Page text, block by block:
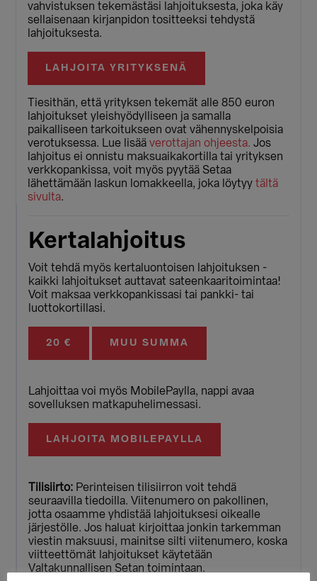
vahvistuksen tekemästäsi lahjoituksesta, joka käy
sellaisenaan kirjanpidon tositteeksi tehdystä
lahjoituksesta.
LAHJOITA YRITYKSENÄ
Tiesithän, että yrityksen tekemät alle 850 euron
lahjoitukset yleishyödylliseen ja samalla
paikalliseen tarkoitukseen ovat vähennyskelpoisia
verotuksessa. Lue lisääverottajan ohjeesta. Jos
lahjoitus ei onnistu maksuaikakortilla tai yrityksen
verkkopankissa, voit myös pyytää Setaa
lähettämään laskun lomakkeella, joka löytyytältä
sivulta.
Kertalahjoitus
Voit tehdä myös kertaluontoisen lahjoituksen -
kaikki lahjoitukset auttavat sateenkaaritoimintaa!
Voit maksaa verkkopankissasi tai pankki- tai
luottokortillasi.
20 € MUU SUMMA
Lahjoittaa voi myös MobilePaylla, nappi avaa
sovelluksen matkapuhelimessasi.
LAHJOITA MOBILEPAYLLA
Tilisiirto: Perinteisen tilisiirron voit tehdä
seuraavilla tiedoilla. Viitenumero on pakollinen,
jotta osaamme yhdistää lahjoituksesi oikealle
järjestölle. Jos haluat kirjoittaa jonkin tarkemman
viestin maksuusi, mainitse silti viitenumero, koska
viitteettömät lahjoitukset käytetään
Valtakunnallisen Setan toimintaan.